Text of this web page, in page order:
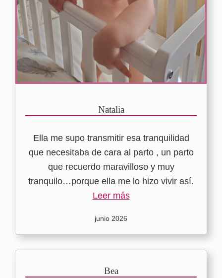
Natalia
Ella me supo transmitir esa tranquilidad
que necesitaba de cara al parto , un parto
que recuerdo maravilloso y muy
tranquilo…porque ella me lo hizo vivir así.
Leer más
junio 2026
Bea